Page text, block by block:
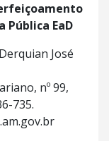
Pública EaD
José
nº 99,
735.